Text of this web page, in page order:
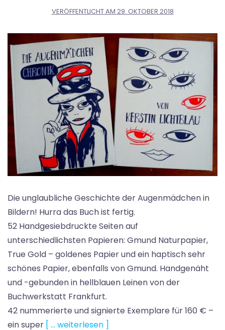
VERÖFFENTLICHT AM 29. OKTOBER 2018
Die unglaubliche Geschichte der Augenmädchen in
Bildern! Hurra das Buch ist fertig.
52 Handgesiebdruckte Seiten auf
unterschiedlichsten Papieren: Gmund Naturpapier,
True Gold – goldenes Papier und ein haptisch sehr
schönes Papier, ebenfalls von Gmund. Handgenäht
und -gebunden in hellblauen Leinen von der
Buchwerkstatt Frankfurt.
42 nummerierte und signierte Exemplare für 160 € –
ein super [ … weiterlesen ]